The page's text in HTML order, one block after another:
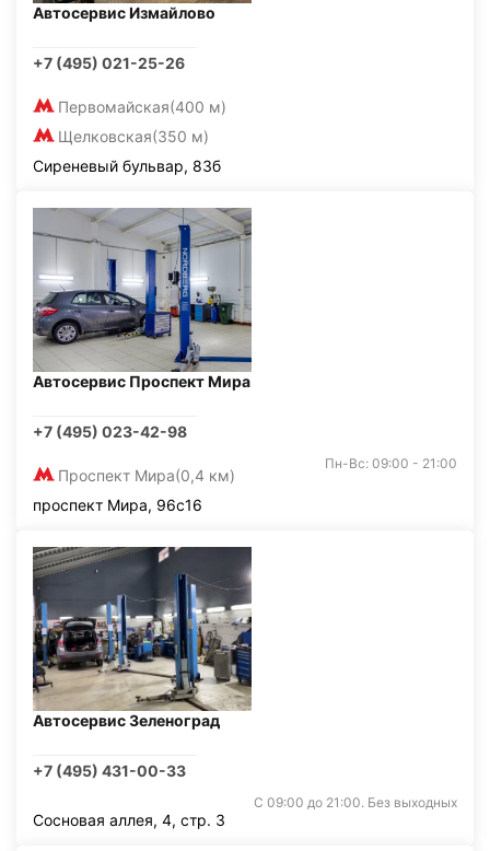
Автосервис Измайлово
+7 (495) 021-25-26
Первомайская(400 м)
Щелковская(350 м)
Сиреневый бульвар, 83б
Автосервис Проспект Мира
+7 (495) 023-42-98
Проспект Мира(0,4 км)
Пн-Вс: 09:00 - 21:00
проспект Мира, 96с16
Автосервис Зеленоград
+7 (495) 431-00-33
С 09:00 до 21:00. Без выходных
Сосновая аллея, 4, стр. 3